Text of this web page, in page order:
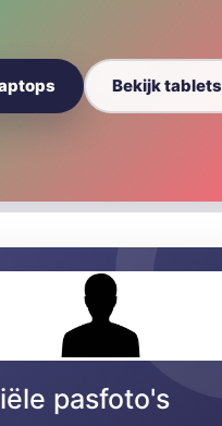
Bekijk tablets
pasfoto's